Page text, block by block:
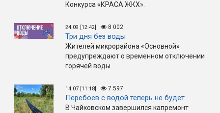
Конкурса «КРАСА ЖКХ».
24.09 [12:42] 8 002
Три дня без воды
Жителей микрорайона «Основной»
предупреждают о временном отключении
горячей воды.
14.07 [11:18] 7 597
Перебоев с водой теперь не будет
В Чайковском завершился капремонт